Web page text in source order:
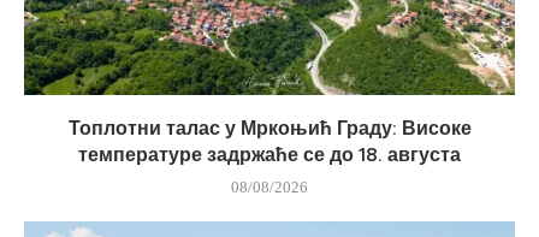
Топлотни талас у Мркоњић Граду: Високе
температуре задржаће се до 18. августа
08/08/2026